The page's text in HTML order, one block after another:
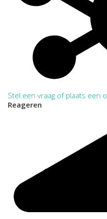
Openbare werken
Ruimtelijke ordening en
Stel een vraag of plaats een
Reageren